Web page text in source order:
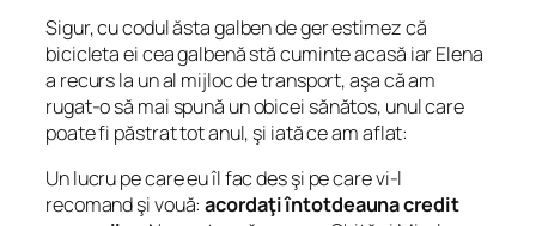
Sigur, cu codul ăsta galben de ger estimez că
bicicleta ei cea galbenă stă cuminte acasă iar Elena
a recurs la un al mijloc de transport, aşa că am
rugat-o să mai spună un obicei sănătos, unul care
poate fi păstrat tot anul, şi iată ce am aflat:
Un lucru pe care eu îl fac des şi pe care vi-l
recomand şi vouă:acordaţi întotdeauna credit